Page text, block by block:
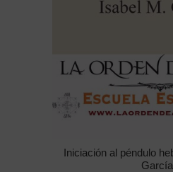
Iniciación al péndulo